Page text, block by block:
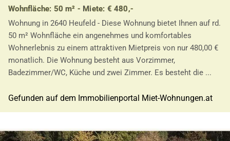
Wohnfläche: 50 m² - Miete: € 480,-
Wohnung in 2640 Heufeld - Diese Wohnung bietet Ihnen auf rd.
50 m² Wohnfläche ein angenehmes und komfortables
Wohnerlebnis zu einem attraktiven Mietpreis von nur 480,00 €
monatlich. Die Wohnung besteht aus Vorzimmer,
Badezimmer/WC, Küche und zwei Zimmer. Es besteht die ...
Gefunden auf dem Immobilienportal Miet-Wohnungen.at